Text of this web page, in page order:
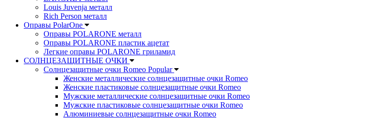
Louis Juvenja металл
Rich Person металл
Оправы PolarOne
Оправы POLARONE металл
Оправы POLARONE пластик ацетат
Легкие оправы POLARONE гриламид
СОЛНЦЕЗАЩИТНЫЕ ОЧКИ
Солнцезащитные очки Romeo Popular
Женские металлические солнцезащитные очки Romeo
Женские пластиковые солнцезащитные очки Romeo
Мужские металлические солнцезащитные очки Romeo
Мужские пластиковые солнцезащитные очки Romeo
Алюминиевые солнцезащитные очки Romeo